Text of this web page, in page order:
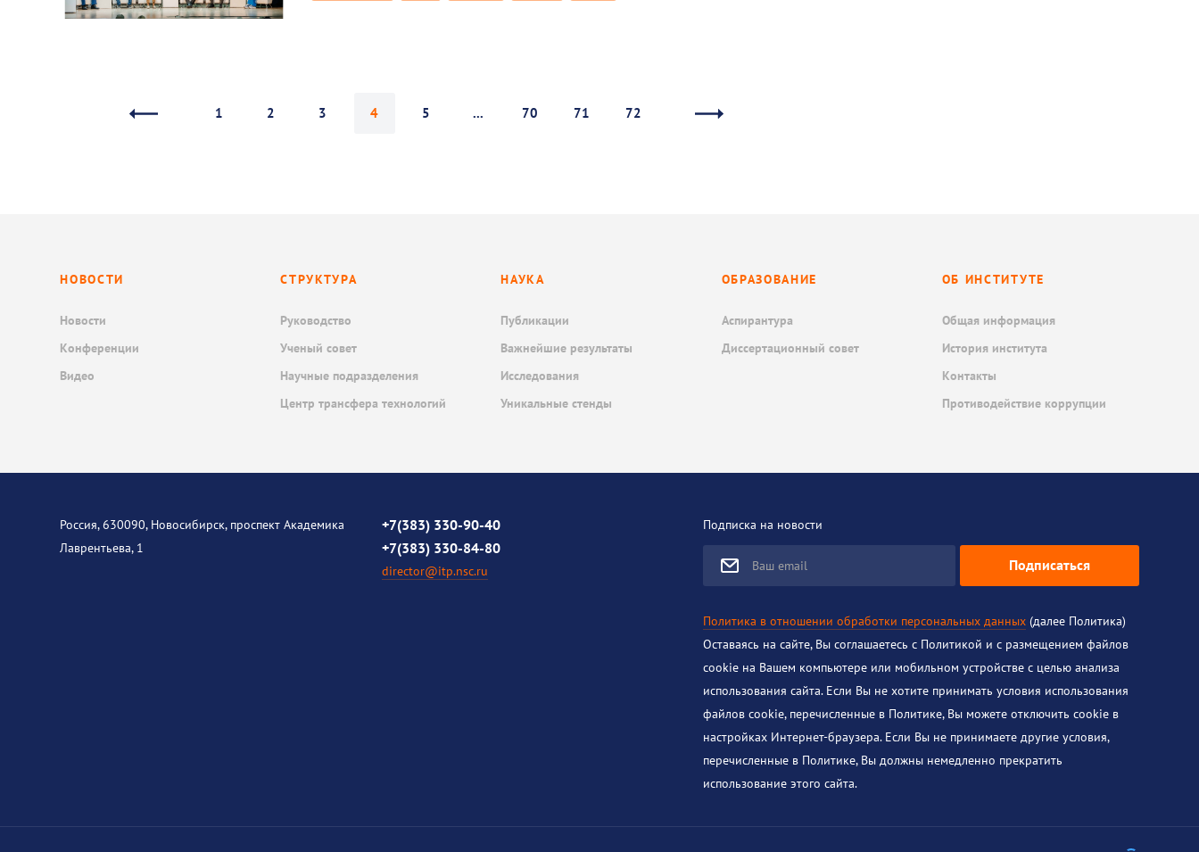
1 2 3 4 5 ... 70 71 72
НОВОСТИ
Новости
Конференции
Видео
СТРУКТУРА
Руководство
Ученый совет
Научные подразделения
Центр трансфера технологий
НАУКА
Публикации
Важнейшие результаты
Исследования
Уникальные стенды
ОБРАЗОВАНИЕ
Аспирантура
Диссертационный совет
ОБ ИНСТИТУТЕ
Общая информация
История института
Контакты
Противодействие коррупции
Россия, 630090, Новосибирск, проспект Академика
Лаврентьева, 1
+7(383) 330-90-40
+7(383) 330-84-80
director@itp.nsc.ru
Подписка на новости
Ваш email Подписаться
Политика в отношении обработки персональных данных(далее Политика)
Оставаясь на сайте, Вы соглашаетесь с Политикой и с размещением файлов
cookie на Вашем компьютере или мобильном устройстве с целью анализа
использования сайта. Если Вы не хотите принимать условия использования
файлов cookie, перечисленные в Политике, Вы можете отключить cookie в
настройках Интернет-браузера. Если Вы не принимаете другие условия,
перечисленные в Политике, Вы должны немедленно прекратить
использование этого сайта.